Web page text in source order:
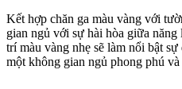
Kết hợp chăn ga màu vàng với
gian ngủ với sự hài hòa giữa
trí màu vàng nhẹ sẽ làm nổi bật
một không gian ngủ phong phú và